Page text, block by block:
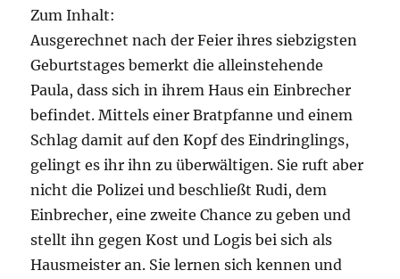
Zum Inhalt:
Ausgerechnet nach der Feier ihres siebzigsten
Geburtstages bemerkt die alleinstehende
Paula, dass sich in ihrem Haus ein Einbrecher
befindet. Mittels einer Bratpfanne und einem
Schlag damit auf den Kopf des Eindringlings,
gelingt es ihr ihn zu überwältigen. Sie ruft aber
nicht die Polizei und beschließt Rudi, dem
Einbrecher, eine zweite Chance zu geben und
stellt ihn gegen Kost und Logis bei sich als
Hausmeister an. Sie lernen sich kennen und